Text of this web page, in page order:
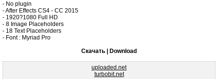
- No plugin
- After Effects CS4 - CC 2015
- 1920?1080 Full HD
- 8 Image Placeholders
- 18 Text Placeholders
- Font : Myriad Pro
Скачать | Download
uploaded.net
turbobit.net